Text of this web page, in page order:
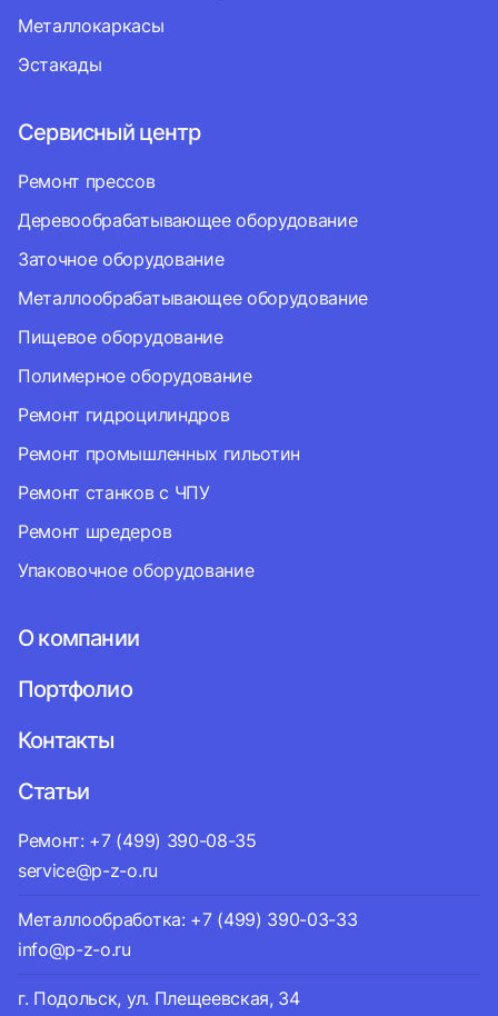
Металлокаркасы
Эстакады
Сервисный центр
Ремонт прессов
Деревообрабатывающее оборудование
Заточное оборудование
Металлообрабатывающее оборудование
Пищевое оборудование
Полимерное оборудование
Ремонт гидроцилиндров
Ремонт промышленных гильотин
Ремонт станков с ЧПУ
Ремонт шредеров
Упаковочное оборудование
О компании
Портфолио
Контакты
Статьи
Ремонт: +7 (499) 390-08-35
service@p-z-o.ru
Металлообработка: +7 (499) 390-03-33
info@p-z-o.ru
г. Подольск, ул. Плещеевская, 34